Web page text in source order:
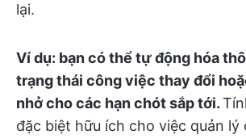
lại.
Ví dụ: bạn có thể tự động hóa
trạng thái công việc thay đổi
nhở cho các hạn chót sắp tới.
đặc biệt hữu ích cho việc quản lý